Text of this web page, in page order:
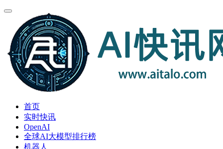
首页
实时快讯
OpenAI
全球AI大模型排行榜
机器人